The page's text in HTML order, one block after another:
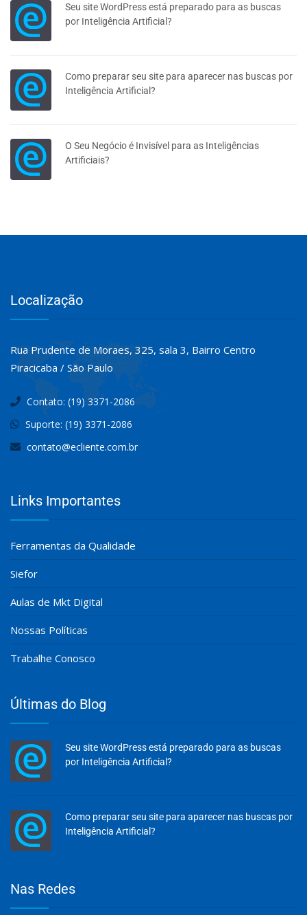
Seu site WordPress está preparado para as buscas
por Inteligência Artificial?
Como preparar seu site para aparecer nas buscas por
Inteligência Artificial?
O Seu Negócio é Invisível para as Inteligências
Artificiais?
Localização
Rua Prudente de Moraes, 325, sala 3, Bairro Centro
Piracicaba / São Paulo
Contato: (19) 3371-2086
Suporte: (19) 3371-2086
contato@ecliente.com.br
Links Importantes
Ferramentas da Qualidade
Siefor
Aulas de Mkt Digital
Nossas Políticas
Trabalhe Conosco
Últimas do Blog
Seu site WordPress está preparado para as buscas
por Inteligência Artificial?
Como preparar seu site para aparecer nas buscas por
Inteligência Artificial?
Nas Redes
Olá, insira seus dados para continuar.